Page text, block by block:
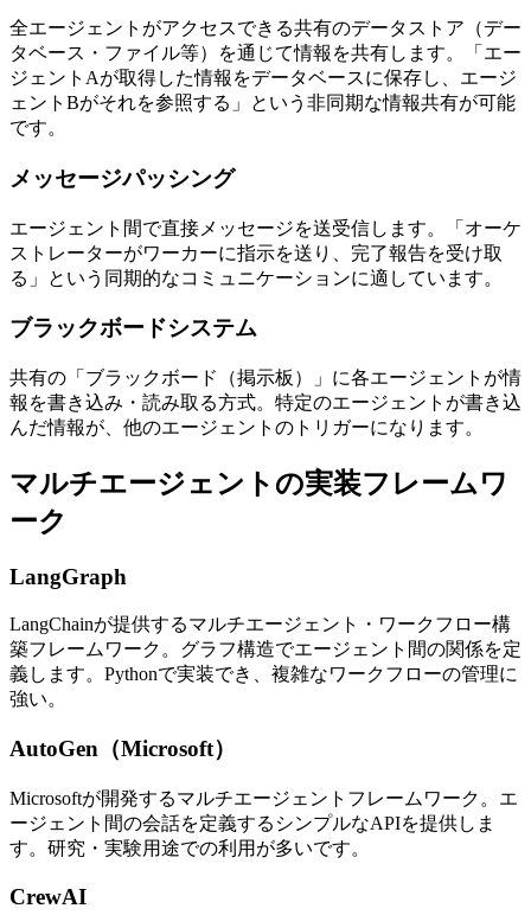
全エージェントがアクセスできる共有のデータストア（デー
タベース・ファイル等）を通じて情報を共有します。「エー
ジェントAが取得した情報をデータベースに保存し、エージ
ェントBがそれを参照する」という非同期な情報共有が可能
です。
メッセージパッシング
エージェント間で直接メッセージを送受信します。「オーケ
ストレーターがワーカーに指示を送り、完了報告を受け取
る」という同期的なコミュニケーションに適しています。
ブラックボードシステム
共有の「ブラックボード（掲示板）」に各エージェントが情
報を書き込み・読み取る方式。特定のエージェントが書き込
んだ情報が、他のエージェントのトリガーになります。
マルチエージェントの実装フレームワ
ーク
LangGraph
LangChainが提供するマルチエージェント・ワークフロー構
築フレームワーク。グラフ構造でエージェント間の関係を定
義します。Pythonで実装でき、複雑なワークフローの管理に
強い。
AutoGen（Microsoft）
Microsoftが開発するマルチエージェントフレームワーク。エ
ージェント間の会話を定義するシンプルなAPIを提供しま
す。研究・実験用途での利用が多いです。
CrewAI